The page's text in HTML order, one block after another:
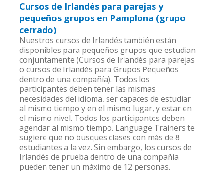
Cursos de Irlandés para parejas y
pequeños grupos en Pamplona (grupo
cerrado)
Nuestros cursos de Irlandés también están
disponibles para pequeños grupos que estudian
conjuntamente (Cursos de Irlandés para parejas
o cursos de Irlandés para Grupos Pequeños
dentro de una compañía). Todos los
participantes deben tener las mismas
necesidades del idioma, ser capaces de estudiar
al mismo tiempo y en el mismo lugar, y estar en
el mismo nivel. Todos los participantes deben
agendar al mismo tiempo. Language Trainers te
sugiere que no busques clases con más de 8
estudiantes a la vez. Sin embargo, los cursos de
Irlandés de prueba dentro de una compañía
pueden tener un máximo de 12 personas.